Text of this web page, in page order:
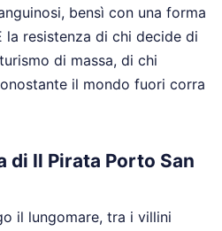
bensì con una forma
la resistenza di chi decide di
di massa, di chi
il mondo fuori corra
di Il Pirata Porto San
il lungomare, tra i villini